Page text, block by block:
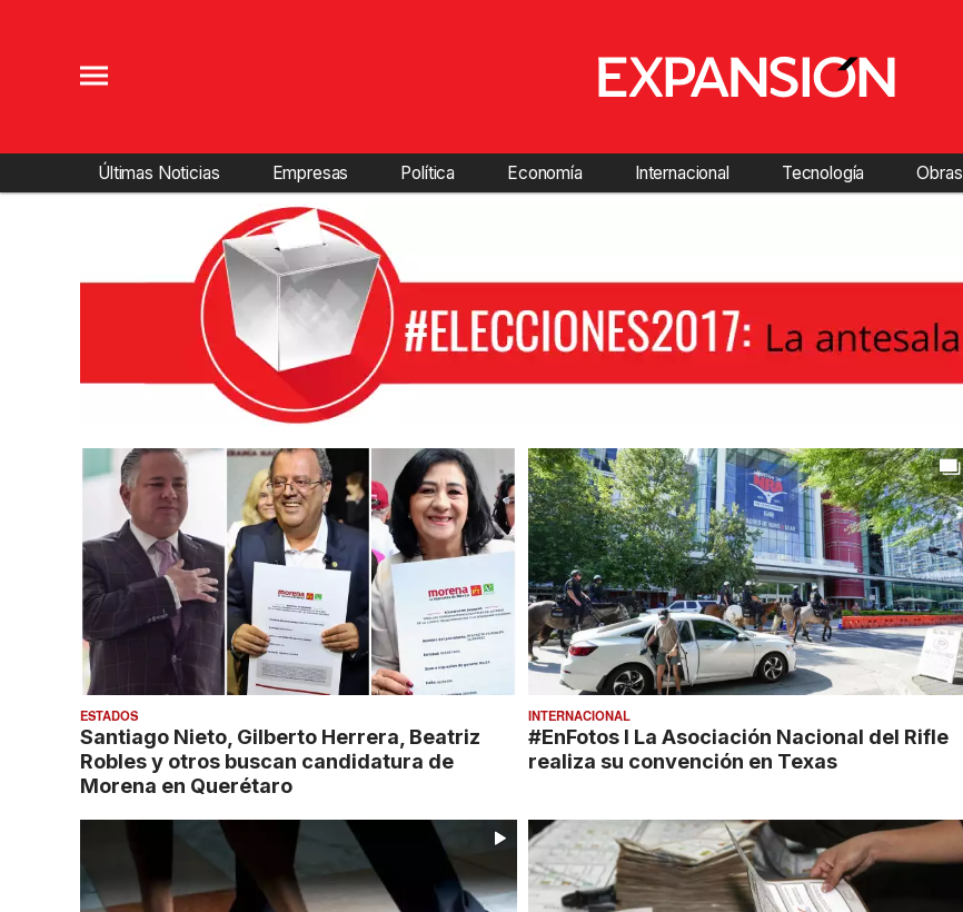
Últimas Noticias Empresas Política Economía Internacional Tecnología Obras
ESTADOS
Santiago Nieto, Gilberto Herrera, Beatriz
Robles y otros buscan candidatura de
Morena en Querétaro
INTERNACIONAL
#EnFotos l La Asociación Nacional del Rifle
realiza su convención en Texas